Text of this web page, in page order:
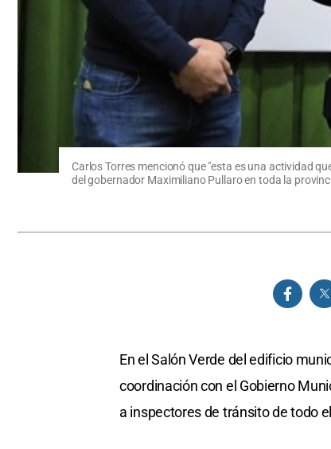
Carlos Torres mencionó que "esta es una actividad
del gobernador Maximiliano Pullaro en toda la
En el Salón Verde del edificio
coordinación con el Gobierno
a inspectores de tránsito de todo